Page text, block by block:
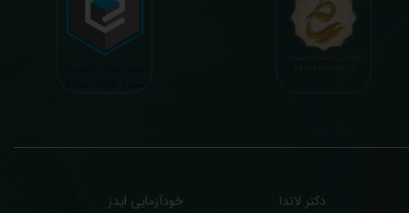
پیشرفته (دیر و زود داره سوخت و سوز نداره...) برسیم. قابل ذکر است که جواب
آنلاین به نتایج هیچ یک از کاربران بصورت مستقیم دسترسی ندارد و موارد تفسیر نیز
با درخواست و ارسال خود کاربر انجام میگیرد و ما تابع اصول اخلاق پزشکی و حرفه ای
دکتر لاندا خودآزمایی ایدز